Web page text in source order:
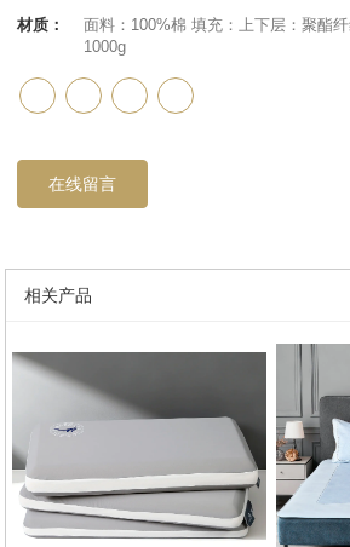
材质：
面料：100%棉 填充：上下层：聚酯
1000g
在线留言
相关产品